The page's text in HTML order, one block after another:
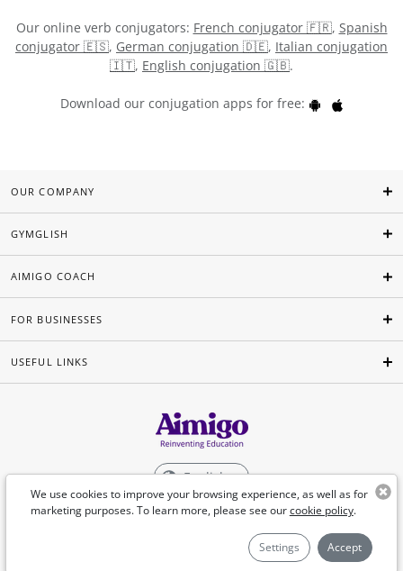
Our online verb conjugators: French conjugator 🇫🇷, Spanish
conjugator 🇪🇸, German conjugation 🇩🇪, Italian conjugation
🇮🇹, English conjugation 🇬🇧.
Download our conjugation apps for free:
We use cookies to improve your browsing experience, as well as for
marketing purposes. To learn more, please see ourcookie policy.
Settings Accept
OUR COMPANY
GYMGLISH
AIMIGO COACH
FOR BUSINESSES
USEFUL LINKS
English
©Aimigo 2026